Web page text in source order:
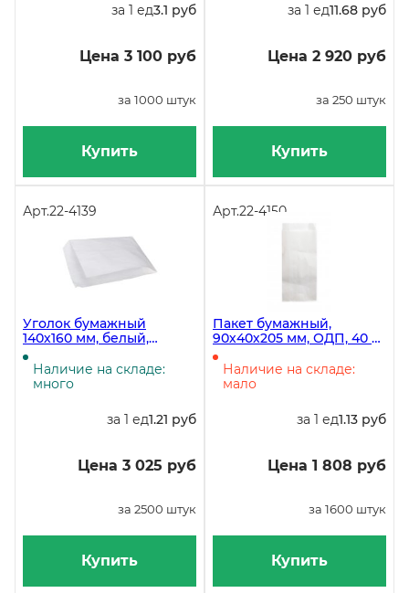
за 1 ед3.1 руб
Цена 3 100 руб
за 1000 штук
Купить
за 1 ед11.68 руб
Цена 2 920 руб
за 250 штук
Купить
Арт.22-4139
Уголок бумажный
140х160 мм, белый,
жиростойкий, 40 г/м2, в
упаковке 2500 штук
Наличие на складе:
много
за 1 ед1.21 руб
Цена 3 025 руб
за 2500 штук
Купить
Арт.22-4150
Пакет бумажный,
90х40х205 мм, ОДП, 40 г/
м2, белый, 1600 штук в
коробке
Наличие на складе:
мало
за 1 ед1.13 руб
Цена 1 808 руб
за 1600 штук
Купить